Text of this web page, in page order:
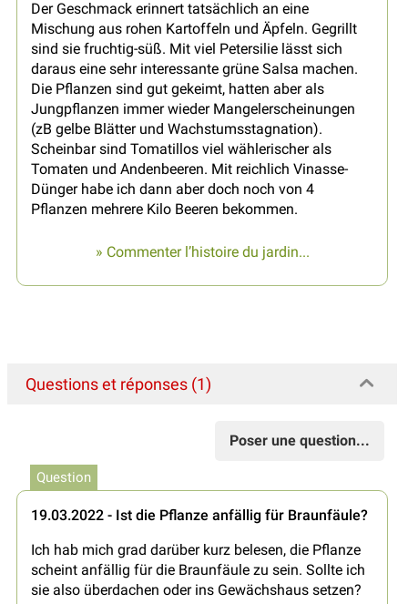
Der Geschmack erinnert tatsächlich an eine
Mischung aus rohen Kartoffeln und Äpfeln. Gegrillt
sind sie fruchtig-süß. Mit viel Petersilie lässt sich
daraus eine sehr interessante grüne Salsa machen.
Die Pflanzen sind gut gekeimt, hatten aber als
Jungpflanzen immer wieder Mangelerscheinungen
(zB gelbe Blätter und Wachstumsstagnation).
Scheinbar sind Tomatillos viel wählerischer als
Tomaten und Andenbeeren. Mit reichlich Vinasse-
Dünger habe ich dann aber doch noch von 4
Pflanzen mehrere Kilo Beeren bekommen.
» Commenter l’histoire du jardin...
Questions et réponses (1)
Poser une question...
Question
19.03.2022 - Ist die Pflanze anfällig für Braunfäule?
Ich hab mich grad darüber kurz belesen, die Pflanze
scheint anfällig für die Braunfäule zu sein. Sollte ich
sie also überdachen oder ins Gewächshaus setzen?